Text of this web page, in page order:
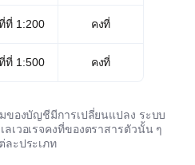
ที่ 1:200 คงที่
ที่ 1:500 คงที่
ของบัญชีมีการเปลี่ยนแปลง ระบบ
เวอเรจคงที่ของตราสารตัวนั้น ๆ
ละประเภท